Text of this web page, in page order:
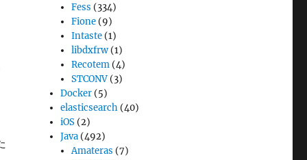
Fess (334)
Fione (9)
Intaste (1)
libdxfrw (1)
Recotem (4)
STCONV (3)
Docker (5)
elasticsearch (40)
iOS (2)
Java (492)
Amateras (7)